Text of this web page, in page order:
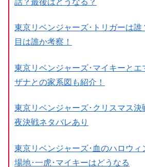
話？最後はどうなる？
東京リベンジャーズ･トリガーは誰
目は誰か考察！
東京リベンジャーズ･マイキーとエ
ザナとの家系図も紹介！
東京リベンジャーズ･クリスマス決
夜決戦ネタバレあり
東京リベンジャーズ･血のハロウィ
場地･一虎･マイキーはどうなる